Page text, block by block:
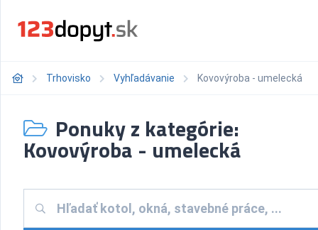
Trhovisko Vyhľadávanie Kovovýroba - umelecká
Ponuky z kategórie:
Kovovýroba - umelecká